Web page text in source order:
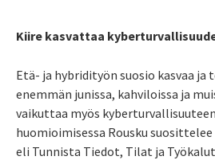
Kiire kasvattaa
Etä- ja hybridityön suosio kasvaa
enemmän junissa, kahviloissa ja
vaikuttaa myös
huomioimisessa Rousku
eli Tunnista Tiedot, Tilat ja